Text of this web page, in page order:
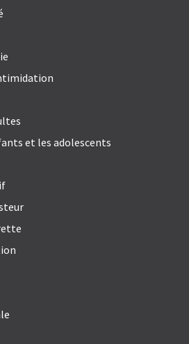
et les adolescents